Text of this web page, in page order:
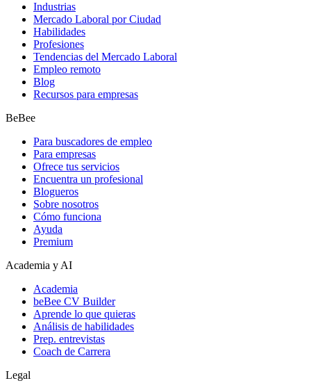
Industrias
Mercado Laboral por Ciudad
Habilidades
Profesiones
Tendencias del Mercado Laboral
Empleo remoto
Blog
Recursos para empresas
BeBee
Para buscadores de empleo
Para empresas
Ofrece tus servicios
Encuentra un profesional
Blogueros
Sobre nosotros
Cómo funciona
Ayuda
Premium
Academia y AI
Academia
beBee CV Builder
Aprende lo que quieras
Análisis de habilidades
Prep. entrevistas
Coach de Carrera
Legal